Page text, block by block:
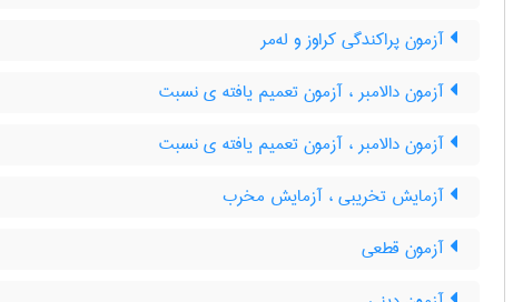
آزمون پراکندگی کراوز و له‌مر
آزمون دالامبر ، آزمون تعمیم یافته ی نسبت
آزمون دالامبر ، آزمون تعمیم یافته ی نسبت
آزمایش تخریبی ، آزمایش مخرب
آزمون قطعی